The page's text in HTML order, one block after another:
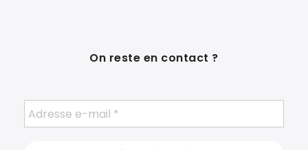
On reste en contact ?